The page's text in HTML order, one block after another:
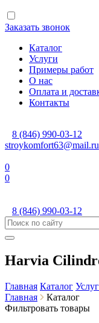
Заказать звонок
Каталог
Услуги
Примеры работ
О нас
Оплата и
Контакты
8 (846) 990-03-12
stroykomfort63@mail.ru
0
0
8 (846) 990-03-12
Harvia
Главная Каталог
Главная
Каталог
Фильтровать товары